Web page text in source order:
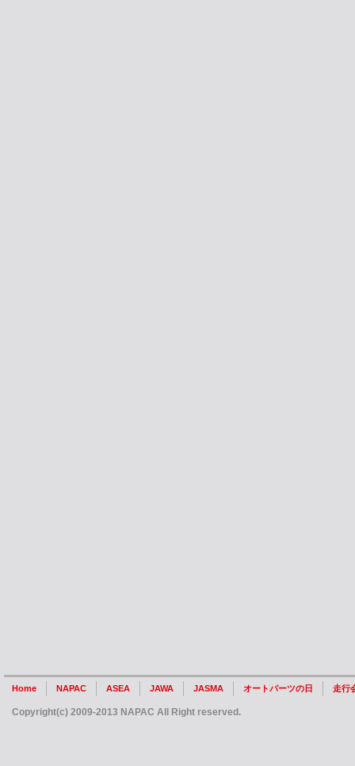
Home NAPAC ASEA JAWA JASMA オートパーツの日 走行
Copyright(c) 2009-2013 NAPAC All Right reserved.